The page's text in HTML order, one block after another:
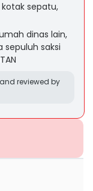
sepatu,
dinas lain,
sepuluh saksi
reviewed by